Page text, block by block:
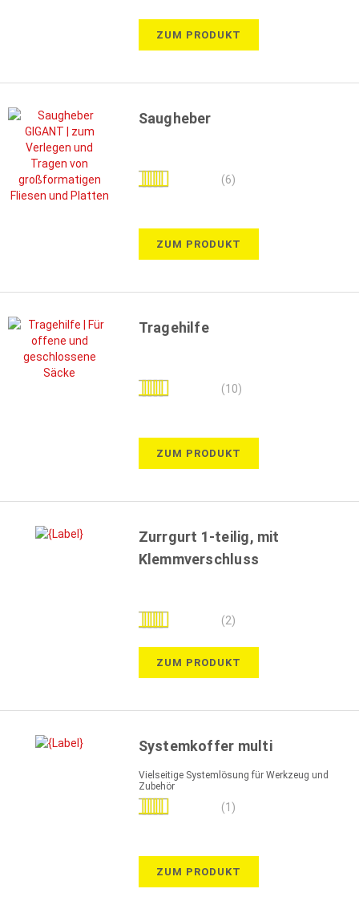
ZUM PRODUKT
Saugheber
Bewertung: (6)
ZUM PRODUKT
Tragehilfe
Bewertung: (10)
ZUM PRODUKT
Zurrgurt 1-teilig, mit
Klemmverschluss
Bewertung: (2)
ZUM PRODUKT
Systemkoffer multi
Vielseitige Systemlösung für Werkzeug und
Zubehör
Bewertung:
(1)
ZUM PRODUKT